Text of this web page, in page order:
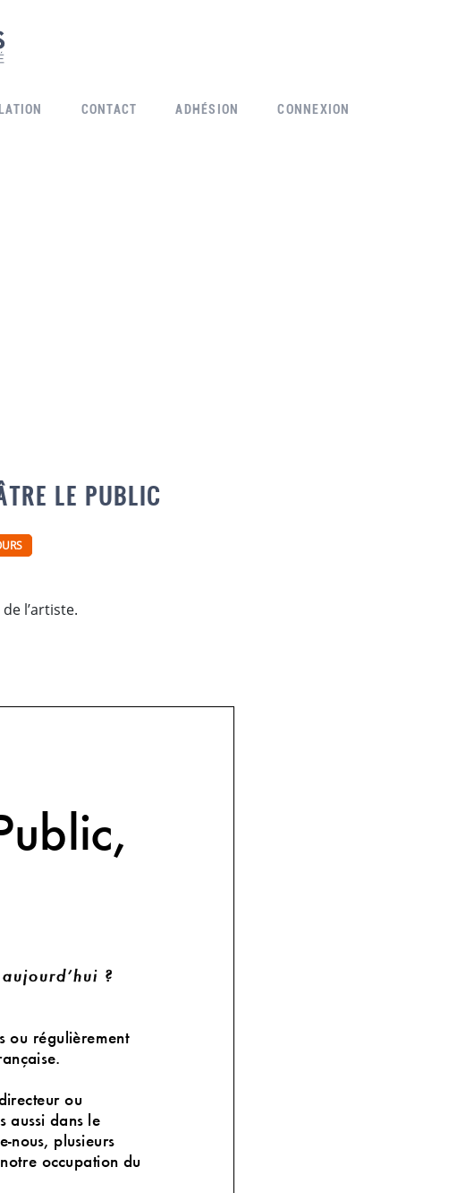
CONTACT ADHÉSION CONNEXION
LE PUBLIC
l’artiste.
?
ou régulièrement
ise.
ou
aussi dans le
-nous, plusieurs
occupation du